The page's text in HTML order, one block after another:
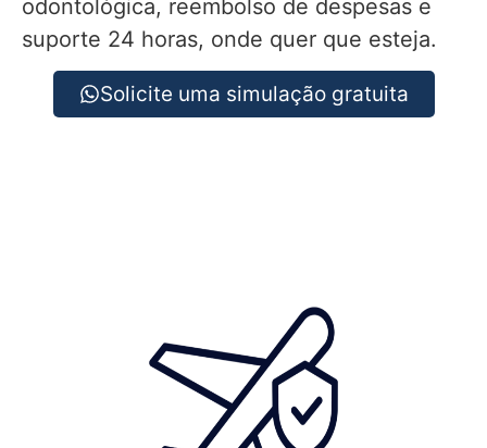
odontológica, reembolso de despesas e
suporte 24 horas, onde quer que esteja.
Solicite uma simulação gratuita